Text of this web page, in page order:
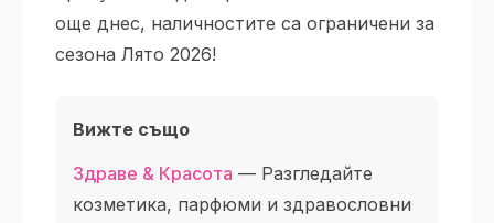
още днес, наличностите са ограничени за
сезона Лято 2026!
Вижте също
Здраве & Красота — Разгледайте
козметика, парфюми и здравословни